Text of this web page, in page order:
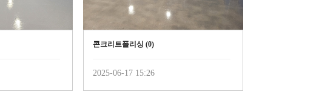
콘크리트폴리싱 (0)
2025-06-17 15:26